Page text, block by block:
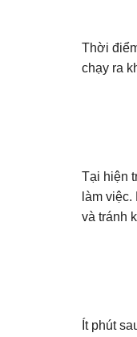
Thời
chạy ra
Tại hiện
làm
và tránh
Ít phút